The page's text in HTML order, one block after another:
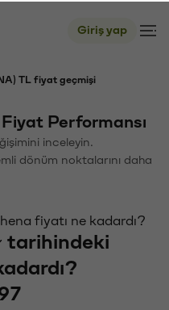
Giriş yap
TL fiyat geçmişi
Performansı
inceleyin.
dönüm noktalarını daha
fiyatı ne kadardı?
tarihindeki